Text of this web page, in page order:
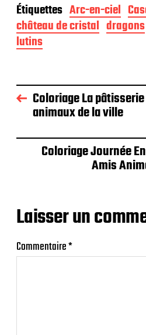
Étiquettes Arc-en-ciel
château de cristal dragons
lutins
Coloriage La
animaux de la ville
Coloriage Journée
Amis
Laisser un
Commentaire*